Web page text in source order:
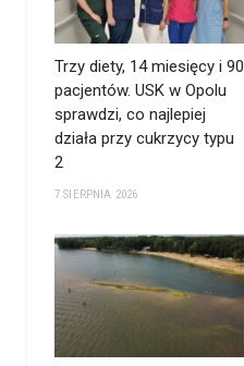
Trzy diety, 14 miesięcy i 90
pacjentów. USK w Opolu
sprawdzi, co najlepiej
działa przy cukrzycy typu
2
7 SIERPNIA 2026